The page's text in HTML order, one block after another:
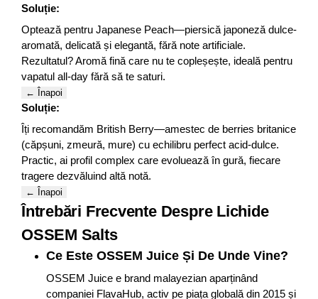
Soluție:
Optează pentru Japanese Peach—piersică japoneză dulce-
aromată, delicată și elegantă, fără note artificiale.
Rezultatul? Aromă fină care nu te copleșește, ideală pentru
vapatul all-day fără să te saturi.
← Înapoi
Soluție:
Îți recomandăm British Berry—amestec de berries britanice
(căpșuni, zmeură, mure) cu echilibru perfect acid-dulce.
Practic, ai profil complex care evoluează în gură, fiecare
tragere dezvăluind altă notă.
← Înapoi
Întrebări Frecvente Despre Lichide
OSSEM Salts
Ce Este OSSEM Juice Și De Unde Vine?
OSSEM Juice e brand malayezian aparținând
companiei FlavaHub, activ pe piața globală din 2015 și